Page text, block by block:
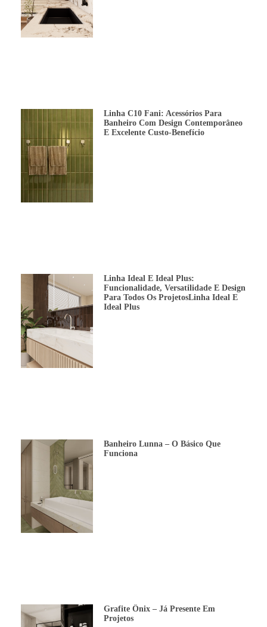
Linha C10 Fani: Acessórios Para
Banheiro Com Design Contemporâneo
E Excelente Custo-Benefício
Linha Ideal E Ideal Plus:
Funcionalidade, Versatilidade E Design
Para Todos Os ProjetosLinha Ideal E
Ideal Plus
Banheiro Lunna – O Básico Que
Funciona
Grafite Ônix – Já Presente Em
Projetos